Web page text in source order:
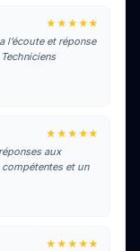
★★★★★
l’écoute et réponse
★★★★★
aux
et un
★★★★★